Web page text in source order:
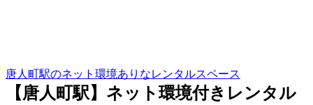
唐人町駅のネット環境ありなレンタルスペース
【唐人町駅】ネット環境付きレンタル